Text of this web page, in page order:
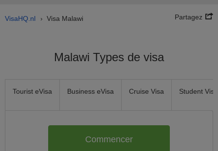
VisaHQ.nl › Visa Malawi Partagez
Malawi Types de visa
Tourist eVisa Business eVisa Cruise Visa Student Visa
Commencer